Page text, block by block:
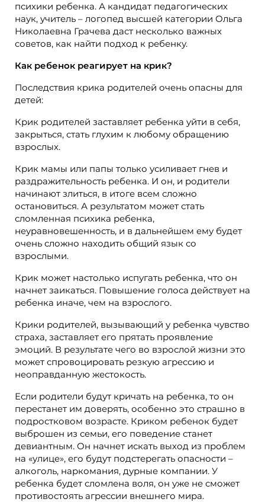
психики ребенка. А кандидат педагогических
наук, учитель – логопед высшей категории Ольга
Николаевна Грачева даст несколько важных
советов, как найти подход к ребенку.
Как ребенок реагирует на крик?
Последствия крика родителей очень опасны для
детей:
Крик родителей заставляет ребенка уйти в себя,
закрыться, стать глухим к любому обращению
взрослых.
Крик мамы или папы только усиливает гнев и
раздражительность ребенка. И он, и родители
начинают злиться, в итоге всем сложно
остановиться. А результатом может стать
сломленная психика ребенка,
неуравновешенность, и в дальнейшем ему будет
очень сложно находить общий язык со
взрослыми.
Крик может настолько испугать ребенка, что он
начнет заикаться. Повышение голоса действует на
ребенка иначе, чем на взрослого.
Крики родителей, вызывающий у ребенка чувство
страха, заставляет его прятать проявление
эмоций. В результате чего во взрослой жизни это
может спровоцировать резкую агрессию и
неоправданную жестокость.
Если родители будут кричать на ребенка, то он
перестанет им доверять, особенно это страшно в
подростковом возрасте. Криком ребенок будет
выброшен из семьи, его поведение станет
девиантным. Он начнет искать выход из проблем
на «улице», его будут подстерегать опасности –
алкоголь, наркомания, дурные компании. У
ребенка будет сломлена воля, он уже не сможет
противостоять агрессии внешнего мира.